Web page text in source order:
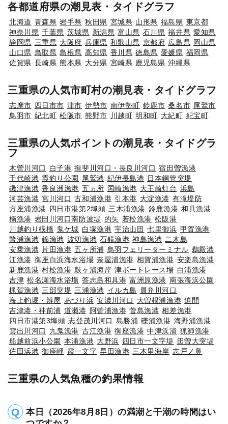
各都道府県の潮見表・タイドグラフ
北海道 青森県 岩手県 秋田県 宮城県 山形県 福島県 東京都
神奈川県 千葉県 茨城県 新潟県 富山県 石川県 福井県 愛知県
静岡県 三重県 大阪府 兵庫県 和歌山県 京都府 広島県 岡山県
山口県 鳥取県 島根県 高知県 香川県 徳島県 愛媛県 福岡県
佐賀県 長崎県 熊本県 大分県 宮崎県 鹿児島県 沖縄県
三重県の人気市町村の潮見表・タイドグラフ
志摩市 四日市市 津市 伊勢市 南伊勢町 鈴鹿市 桑名市 尾鷲市
鳥羽市 紀北町 松阪市 熊野市 川越町 明和町 大紀町 紀宝町
三重県の人気ポイントの潮見表・タイドグラ
フ
木曽川河口 白子港 揖斐川河口・長良川河口 宿田曽漁港
千代崎港 霞釣り公園 尾鷲港 紀伊長島港 日本鋼管突堤
磯津漁港 香良洲漁港 五ヵ所 国崎漁港 大王崎灯台 浜島
河芸漁港 宮川河口 古和浦漁港 引本港 大淀漁港 有滝堤防
方座浦漁港 四日市港第2埠頭 三木浦漁港 鈴鹿漁港 和具漁港
楠漁港 岩田川河口南防波堤 的矢 若松漁港 松阪港
川越釣り桟橋 鬼ケ城 白塚漁港 宇治山田 七里御浜 甲賀漁港
贄浦漁港 錦漁港 波切漁港 石鏡漁港 神島漁港 二木島
安乗漁港 片田漁港 五ヶ所浦 鳥羽フェリーターミナル 鵜殿港
江漁港 御座白浜海水浴場 奈屋浦漁港 相賀浦漁港 安楽島漁港
新鹿漁港 村松漁港 鼓ヶ浦海岸 津ボートレース場 白浦漁港
吉津 松名瀬海水浴場 答志島和具港 富洲原漁港 南張海浜公園
梶賀漁港 三部突堤 三浦漁港 イルカ島
員弁川河口
海上釣堀・辨屋 あづり浜 安濃川河口 大曽根浦漁港 迫間
吉津港・神前浦 道瀬港 阿曽浦漁港 菅島漁港 相差漁港
四日市港第3埠頭 志登茂川河口 島勝浦 礫浦漁港 海野浦漁港
雲出川河口
九鬼漁港 古江漁港 御座漁港 中津浜浦 猟師漁港
船越前浜小公園 本浦漁港 大野浜 四日市一文字堤 田曽大突堤
佐田浜港 御座岬 霞一文字 早田漁港 三木里海岸 志戸ノ鼻
三重県の人気魚種の釣果情報
本日（2026年8月8日）の満潮と干潮の時間はい